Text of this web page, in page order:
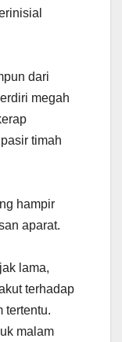
dari
megah
timah
hampir
aparat.
lama,
terhadap
tertentu.
malam